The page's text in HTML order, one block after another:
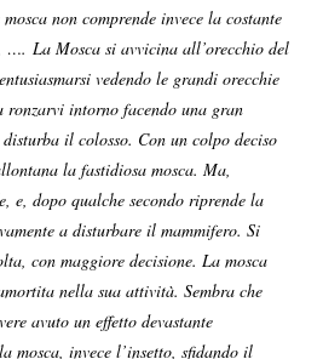
non comprende invece la costante
La Mosca si avvicina all’orecchio del
vedendo le grandi orecchie
ronzarvi intorno facendo una gran
il colosso. Con un colpo deciso
la fastidiosa mosca. Ma,
e, dopo qualche secondo riprende la
a disturbare il mammifero. Si
con maggiore decisione. La mosca
nella sua attività. Sembra che
avuto un effetto devastante
mosca, invece l’insetto, sfidando il